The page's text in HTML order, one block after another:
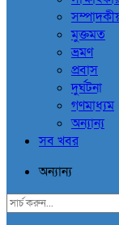
মুক্তমত
ভ্রমণ
প্রবাস
দুর্ঘটনা
গণমাধ্যম
অন্যান্য
সব খবর
অন্যান্য